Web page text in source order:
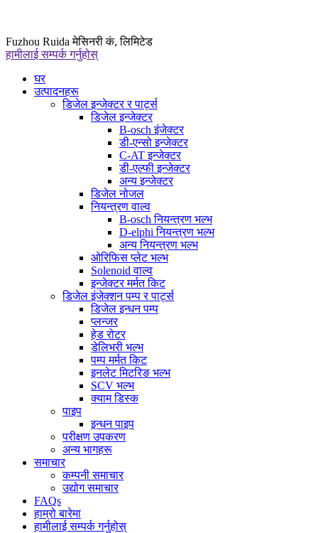
Fuzhou Ruida मेसिनरी कं, लिमिटेड
हामीलाई सम्पर्क गर्नुहोस्
घर
उत्पादनहरू
डिजेल इन्जेक्टर र पार्ट्स
डिजेल इन्जेक्टर
B-osch इंजेक्टर
डी-एन्सो इन्जेक्टर
C-AT इन्जेक्टर
डी-एल्फी इन्जेक्टर
अन्य इन्जेक्टर
डिजेल नोजल
नियन्त्रण वाल्व
B-osch नियन्त्रण भल्भ
D-elphi नियन्त्रण भल्भ
अन्य नियन्त्रण भल्भ
ओरिफिस प्लेट भल्भ
Solenoid वाल्व
इन्जेक्टर मर्मत किट
डिजेल इंजेक्शन पम्प र पार्ट्स
डिजेल इन्धन पम्प
प्लन्जर
हेड रोटर
डेलिभरी भल्भ
पम्प मर्मत किट
इनलेट मिटरिङ भल्भ
SCV भल्भ
क्याम डिस्क
पाइप
इन्धन पाइप
परीक्षण उपकरण
अन्य भागहरू
समाचार
कम्पनी समाचार
उद्योग समाचार
FAQs
हाम्रो बारेमा
हामीलाई सम्पर्क गर्नुहोस्